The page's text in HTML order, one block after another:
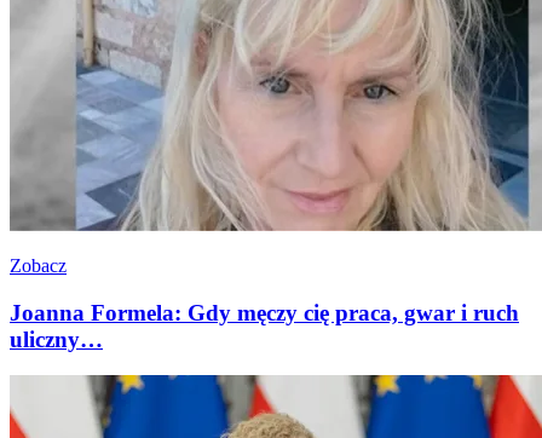
Zobacz
Joanna Formela: Gdy męczy cię praca, gwar i ruch
uliczny…